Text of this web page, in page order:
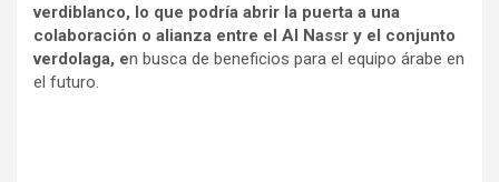
verdiblanco, lo que podría abrir la puerta a una
colaboración o alianza entre el Al Nassr y el conjunto
verdolaga, en busca de beneficios para el equipo árabe en
el futuro.